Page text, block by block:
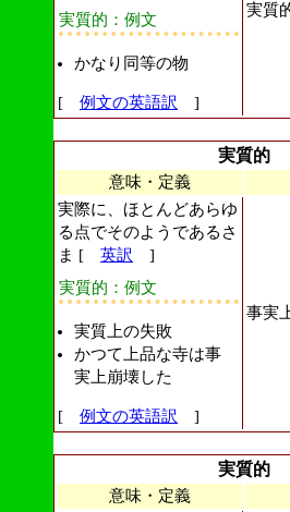
実質的：例文
かなり同等の物
[ 例文の英語訳 ]
実質
実質的
意味・定義
実際に、ほとんどあらゆ
る点でそのようであるさ
ま [
英訳
]
実質的：例文
実質上の失敗
かつて上品な寺は事
実上崩壊した
[ 例文の英語訳 ]
事実
実質的
意味・定義